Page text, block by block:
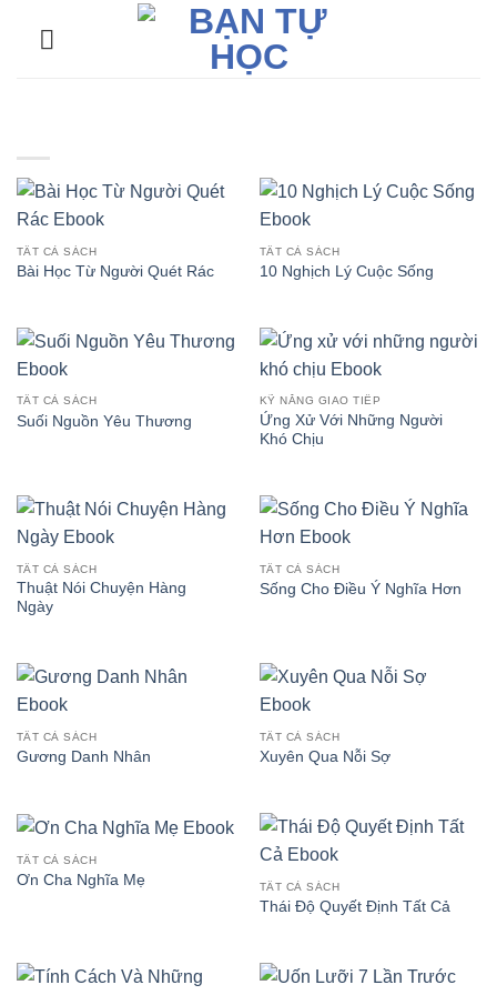
TẤT CẢ SÁCH
Bài Học Từ Người Quét Rác
TẤT CẢ SÁCH
10 Nghịch Lý Cuộc Sống
TẤT CẢ SÁCH
Suối Nguồn Yêu Thương
KỸ NĂNG GIAO TIẾP
Ứng Xử Với Những Người
Khó Chịu
TẤT CẢ SÁCH
Thuật Nói Chuyện Hàng
Ngày
TẤT CẢ SÁCH
Sống Cho Điều Ý Nghĩa Hơn
TẤT CẢ SÁCH
Gương Danh Nhân
TẤT CẢ SÁCH
Xuyên Qua Nỗi Sợ
TẤT CẢ SÁCH
Ơn Cha Nghĩa Mẹ TẤT CẢ SÁCH
Thái Độ Quyết Định Tất Cả